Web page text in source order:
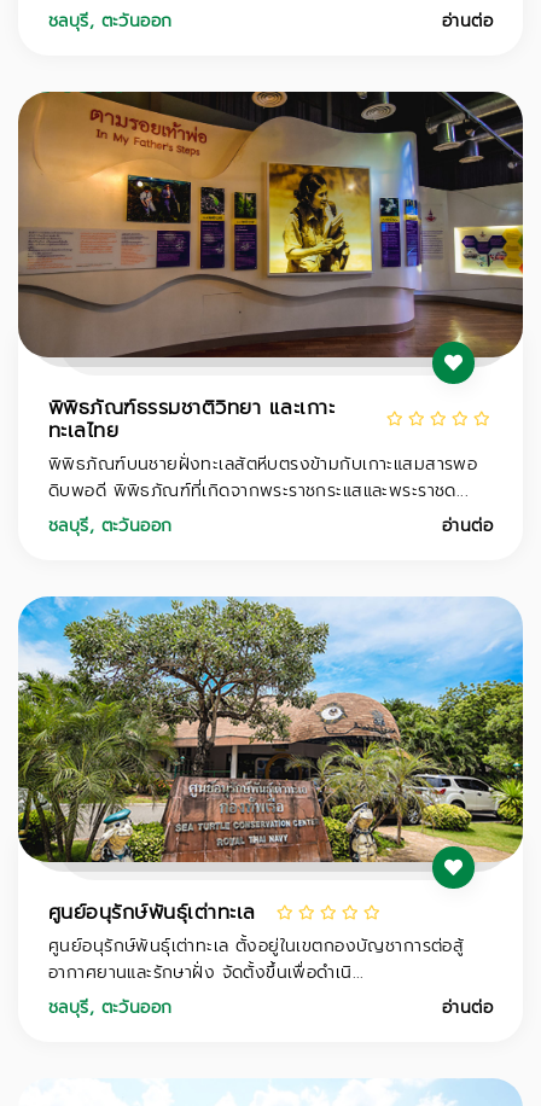
ชลบุรี, ตะวันออก อ่านต่อ
พิพิธภัณฑ์ธรรมชาติวิทยา และเกาะ
ทะเลไทย
พิพิธภัณฑ์บนชายฝั่งทะเลสัตหีบตรงข้ามกับเกาะแสมสารพอ
ดิบพอดี พิพิธภัณฑ์ที่เกิดจากพระราชกระแสและพระราชด...
ชลบุรี, ตะวันออก อ่านต่อ
ศูนย์อนุรักษ์พันธุ์เต่าทะเล
ศูนย์อนุรักษ์พันธุ์เต่าทะเล ตั้งอยู่ในเขตกองบัญชาการต่อสู้
อากาศยานและรักษาฝั่ง จัดตั้งขึ้นเพื่อดำเนิ...
ชลบุรี, ตะวันออก อ่านต่อ